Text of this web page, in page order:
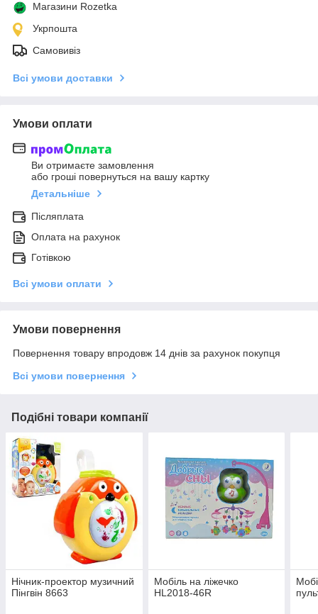
Магазини Rozetka
Укрпошта
Самовивіз
Всі умови доставки
Умови оплати
Ви отримаєте замовлення
або гроші повернуться на вашу картку
Детальніше
Післяплата
Оплата на рахунок
Готівкою
Всі умови оплати
Умови повернення
Повернення товару впродовж 14 днів за рахунок покупця
Всі умови повернення
Подібні товари компанії
Нічник-проектор музичний
Пінгвін 8663
Мобіль на ліжечко
HL2018-46R